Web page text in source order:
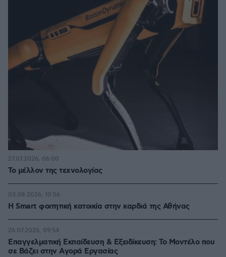
Το μέλλον της τεχνολογίας
27.07.2026, 06:00
Η Smart φοιτητική κατοικία στην καρδιά της Αθήνας
03.08.2026, 10:56
Επαγγελματική Εκπαίδευση & Εξειδίκευση: Το Mοντέλο που
σε Bάζει στην Aγορά Eργασίας
26.07.2026, 09:54